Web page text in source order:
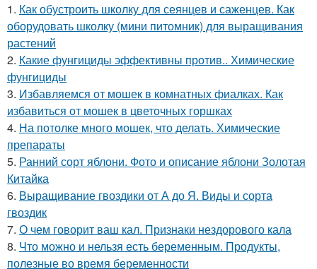
1. Как обустроить школку для сеянцев и саженцев. Как
оборудовать школку (мини питомник) для выращивания
растений
2. Какие фунгициды эффективны против.. Химические
фунгициды
3. Избавляемся от мошек в комнатных фиалках. Как
избавиться от мошек в цветочных горшках
4. На потолке много мошек, что делать. Химические
препараты
5. Ранний сорт яблони. Фото и описание яблони Золотая
Китайка
6. Выращивание гвоздики от А до Я. Виды и сорта
гвоздик
7. О чем говорит ваш кал. Признаки нездорового кала
8. Что можно и нельзя есть беременным. Продукты,
полезные во время беременности